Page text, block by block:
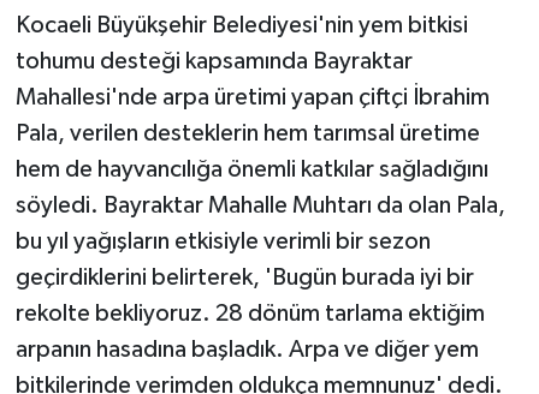
Kocaeli Büyükşehir Belediyesi'nin yem bitkisi
tohumu desteği kapsamında Bayraktar
Mahallesi'nde arpa üretimi yapan çiftçi İbrahim
Pala, verilen desteklerin hem tarımsal üretime
hem de hayvancılığa önemli katkılar sağladığını
söyledi. Bayraktar Mahalle Muhtarı da olan Pala,
bu yıl yağışların etkisiyle verimli bir sezon
geçirdiklerini belirterek, 'Bugün burada iyi bir
rekolte bekliyoruz. 28 dönüm tarlama ektiğim
arpanın hasadına başladık. Arpa ve diğer yem
bitkilerinde verimden oldukça memnunuz' dedi.